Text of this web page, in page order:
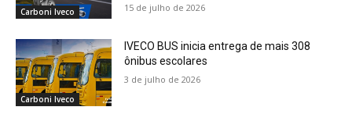
Carboni Iveco 15 de julho de 2026
Carboni Iveco
IVECO BUS inicia entrega de mais 308
ônibus escolares
3 de julho de 2026